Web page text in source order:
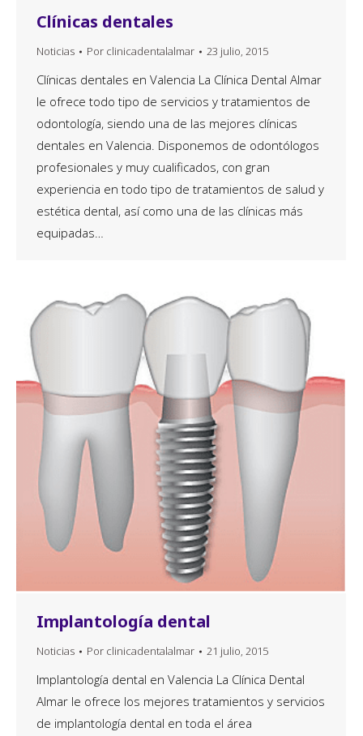
Clínicas dentales
Noticias Por clinicadentalalmar 23 julio, 2015
Clínicas dentales en Valencia La Clínica Dental Almar
le ofrece todo tipo de servicios y tratamientos de
odontología, siendo una de las mejores clínicas
dentales en Valencia. Disponemos de odontólogos
profesionales y muy cualificados, con gran
experiencia en todo tipo de tratamientos de salud y
estética dental, así como una de las clínicas más
equipadas…
Implantología dental
Noticias Por clinicadentalalmar 21 julio, 2015
Implantología dental en Valencia La Clínica Dental
Almar le ofrece los mejores tratamientos y servicios
de implantología dental en toda el área